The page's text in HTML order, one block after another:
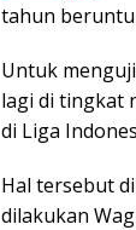
tahun
Untuk
lagi di tingkat
di Liga
Hal tersebut
dilakukan